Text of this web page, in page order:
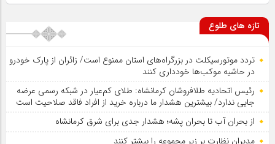
تازه های طلوع
تردد موتورسیکلت در بزرگراه‌های استان ممنوع است/ زائران از پارک خودرو
در حاشیه موکب‌ها خودداری کنند
رئیس اتحادیه طلافروشان کرمانشاه: طلای کم‌عیار در شبکه رسمی عرضه
جایی ندارد/ بیشترین هشدار ما درباره خرید از افراد فاقد صلاحیت است
از بحران آب تا بحران پشه؛ هشدار جدی برای شرق کرمانشاه
مدیران نظارت بر زیر مجموعه را بیشتر کنند